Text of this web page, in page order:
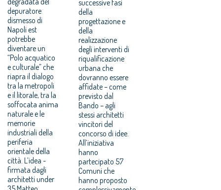
depuratore
dismesso di
Napoli est
potrebbe
diventare un
“Polo acquatico
e culturale” che
riapra il dialogo
tra la metropoli
e il litorale, tra la
soffocata anima
naturale e le
memorie
industriali della
periferia
orientale della
città. L’idea -
firmata dagli
architetti under
successive fasi
della
progettazione e
della
realizzazione
degli interventi di
riqualificazione
urbana che
dovranno essere
affidate – come
previsto dal
Bando – agli
stessi architetti
vincitori del
concorso di idee.
All’iniziativa
hanno
partecipato 57
Comuni che
hanno proposto